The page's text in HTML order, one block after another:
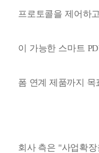
프로토콜을 제어하
이 가능한 스마트
폼 연계 제품까지
회사 측은 "사업확